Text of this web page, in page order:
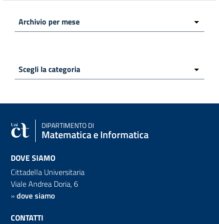
DIPARTIMENTO DI
Matematica e Informatica
DOVE SIAMO
Cittadella Universitaria
Viale Andrea Doria, 6
»dove siamo
CONTATTI